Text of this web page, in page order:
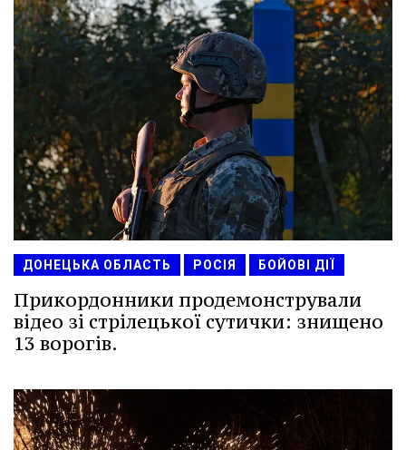
ДОНЕЦЬКА ОБЛАСТЬ РОСІЯ БОЙОВІ ДІЇ
Прикордонники продемонстрували
відео зі стрілецької сутички: знищено
13 ворогів.